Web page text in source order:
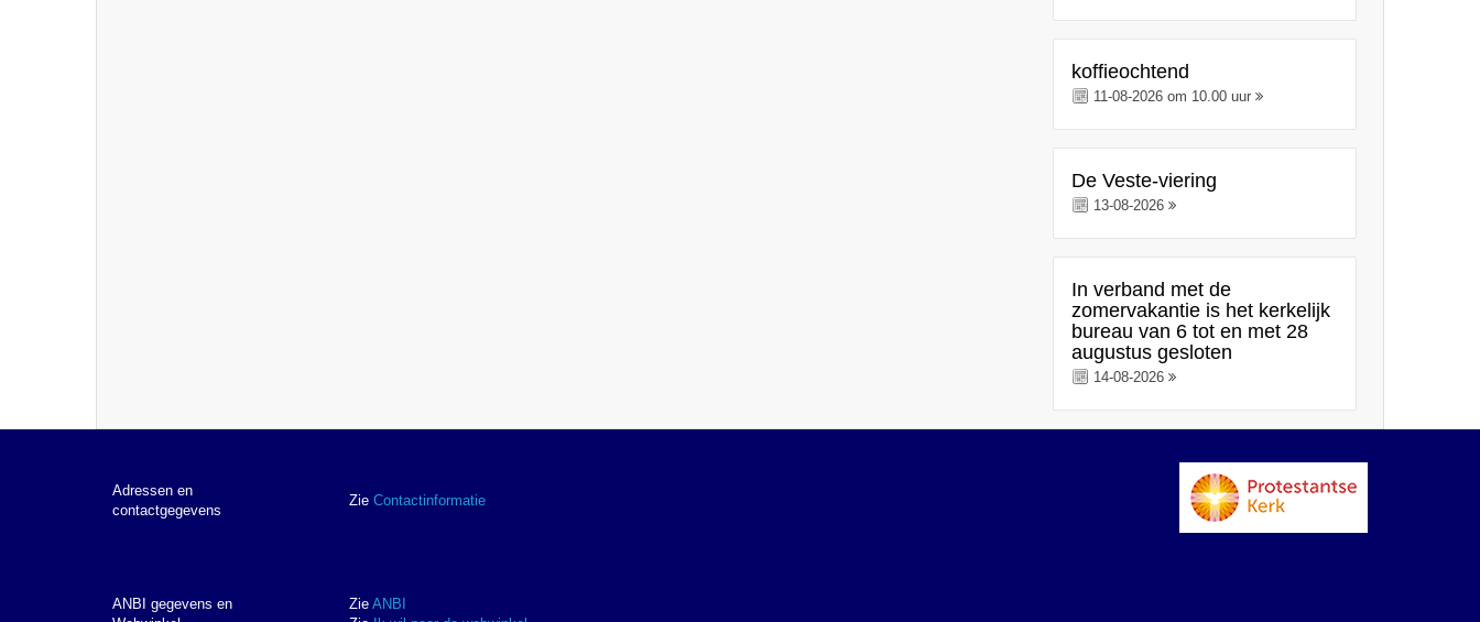
koffieochtend
11-08-2026 om 10.00 uur
De Veste-viering
13-08-2026
In verband met de
zomervakantie is het kerkelijk
bureau van 6 tot en met 28
augustus gesloten
14-08-2026
Adressen en
contactgegevens
Zie Contactinformatie
ANBI gegevens en
Zie ANBI